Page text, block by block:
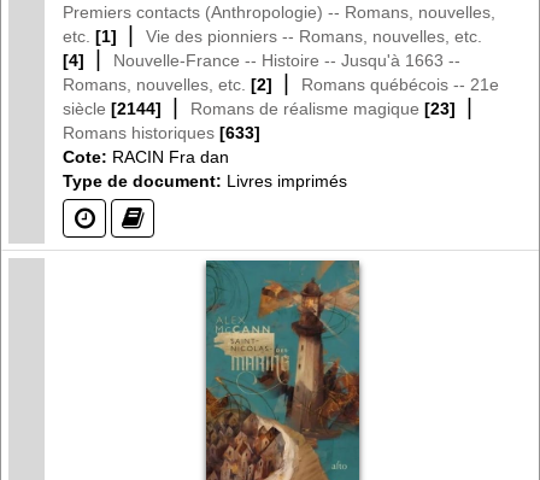
Premiers contacts (Anthropologie) -- Romans, nouvelles,
etc. [1] |
Vie des pionniers -- Romans, nouvelles, etc.
[4]
|
Nouvelle-France -- Histoire -- Jusqu'à 1663 --
Romans, nouvelles, etc. [2] |
Romans québécois -- 21e
siècle [2144] | Romans de réalisme magique [23] |
Romans historiques [633]
Cote: RACIN Fra dan
Type de document: Livres imprimés
(?) (?)